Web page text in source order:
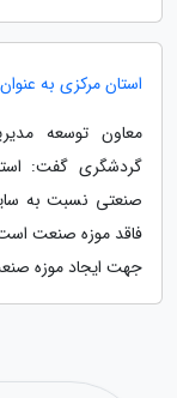
استان مرکزی به
معاون توسعه
گردشگری گفت:
صنعتی نسبت به
فاقد موزه صنعت
جهت ایجاد موزه